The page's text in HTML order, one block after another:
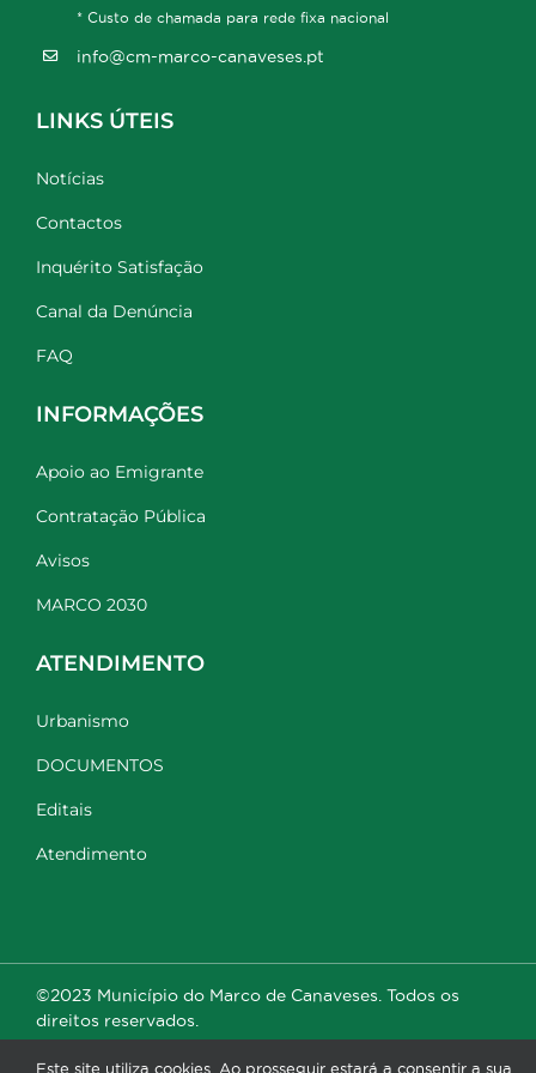
* Custo de chamada para rede fixa nacional
info@cm-marco-canaveses.pt
LINKS ÚTEIS
Notícias
Contactos
Inquérito Satisfação
Canal da Denúncia
FAQ
INFORMAÇÕES
Apoio ao Emigrante
Contratação Pública
Avisos
MARCO 2030
ATENDIMENTO
Urbanismo
DOCUMENTOS
Editais
Atendimento
©2023 Município do Marco de Canaveses. Todos os
direitos reservados.
Este site utiliza cookies. Ao prosseguir estará a consentir a sua